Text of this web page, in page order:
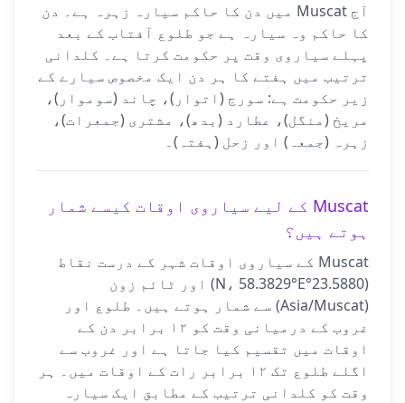
آج Muscat میں دن کا حاکم سیارہ زہرہ ہے۔ دن
کا حاکم وہ سیارہ ہے جو طلوع آفتاب کے بعد
پہلے سیاروی وقت پر حکومت کرتا ہے۔ کلدانی
ترتیب میں ہفتے کا ہر دن ایک مخصوص سیارے کے
زیر حکومت ہے: سورج (اتوار)، چاند (سوموار)،
مریخ (منگل)، عطارد (بدھ)، مشتری (جمعرات)،
زہرہ (جمعہ) اور زحل (ہفتہ)۔
Muscat کے لیے سیاروی اوقات کیسے شمار
ہوتے ہیں؟
Muscat کے سیاروی اوقات شہر کے درست نقاط
(23.5880°N، 58.3829°E) اور ٹائم زون
(Asia/Muscat) سے شمار ہوتے ہیں۔ طلوع اور
غروب کے درمیانی وقت کو ۱۲ برابر دن کے
اوقات میں تقسیم کیا جاتا ہے اور غروب سے
اگلے طلوع تک ۱۲ برابر رات کے اوقات میں۔ ہر
وقت کو کلدانی ترتیب کے مطابق ایک سیارہ